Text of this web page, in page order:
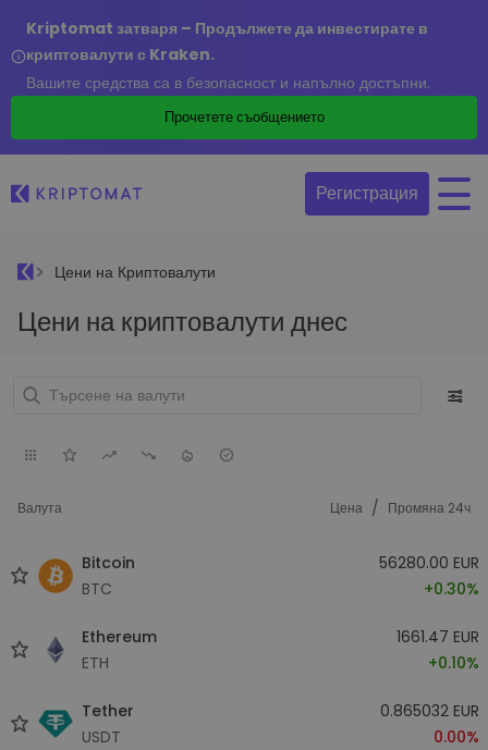
Kriptomat затваря – Продължете да инвестирате в
криптовалути с Kraken.
Вашите средства са в безопасност и напълно достъпни.
Прочетете съобщението
Регистрация
Цени на Криптовалути
Цени на криптовалути днес
Валута Цена / Промяна 24ч
Bitcoin
BTC
56280.00 EUR
+0.30%
Ethereum
ETH
1661.47 EUR
+0.10%
Tether
USDT
0.865032 EUR
0.00%